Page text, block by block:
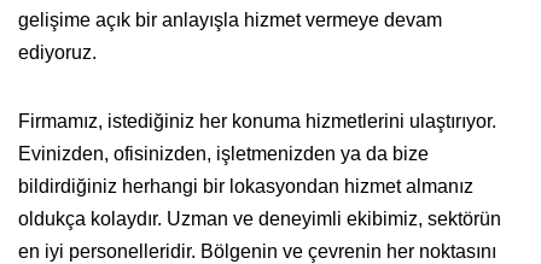
gelişime açık bir anlayışla hizmet vermeye devam
ediyoruz.
Firmamız, istediğiniz her konuma hizmetlerini ulaştırıyor.
Evinizden, ofisinizden, işletmenizden ya da bize
bildirdiğiniz herhangi bir lokasyondan hizmet almanız
oldukça kolaydır. Uzman ve deneyimli ekibimiz, sektörün
en iyi personelleridir. Bölgenin ve çevrenin her noktasını